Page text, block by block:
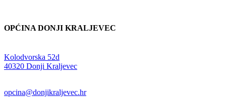
OPĆINA DONJI KRALJEVEC
Kolodvorska 52d
40320 Donji Kraljevec
opcina@donjikraljevec.hr